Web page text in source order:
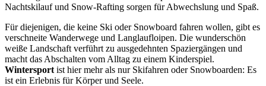
Nachtskilauf und Snow-Rafting sorgen für Abwechslung und Spaß.
Für diejenigen, die keine Ski oder Snowboard fahren wollen, gibt es
verschneite Wanderwege und Langlaufloipen. Die wunderschön
weiße Landschaft verführt zu ausgedehnten Spaziergängen und
macht das Abschalten vom Alltag zu einem Kinderspiel.
Wintersport ist hier mehr als nur Skifahren oder Snowboarden: Es
ist ein Erlebnis für Körper und Seele.